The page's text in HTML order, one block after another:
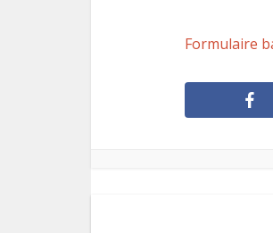
Formulaire